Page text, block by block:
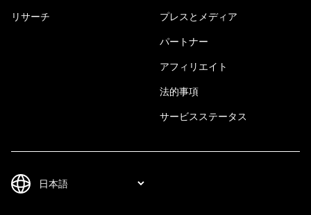
リサーチ プレスとメディア
パートナー
アフィリエイト
法的事項
サービスステータス